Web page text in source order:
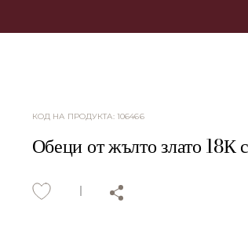
КОД НА ПРОДУКТА: 106466
Обеци от жълто злато 18К